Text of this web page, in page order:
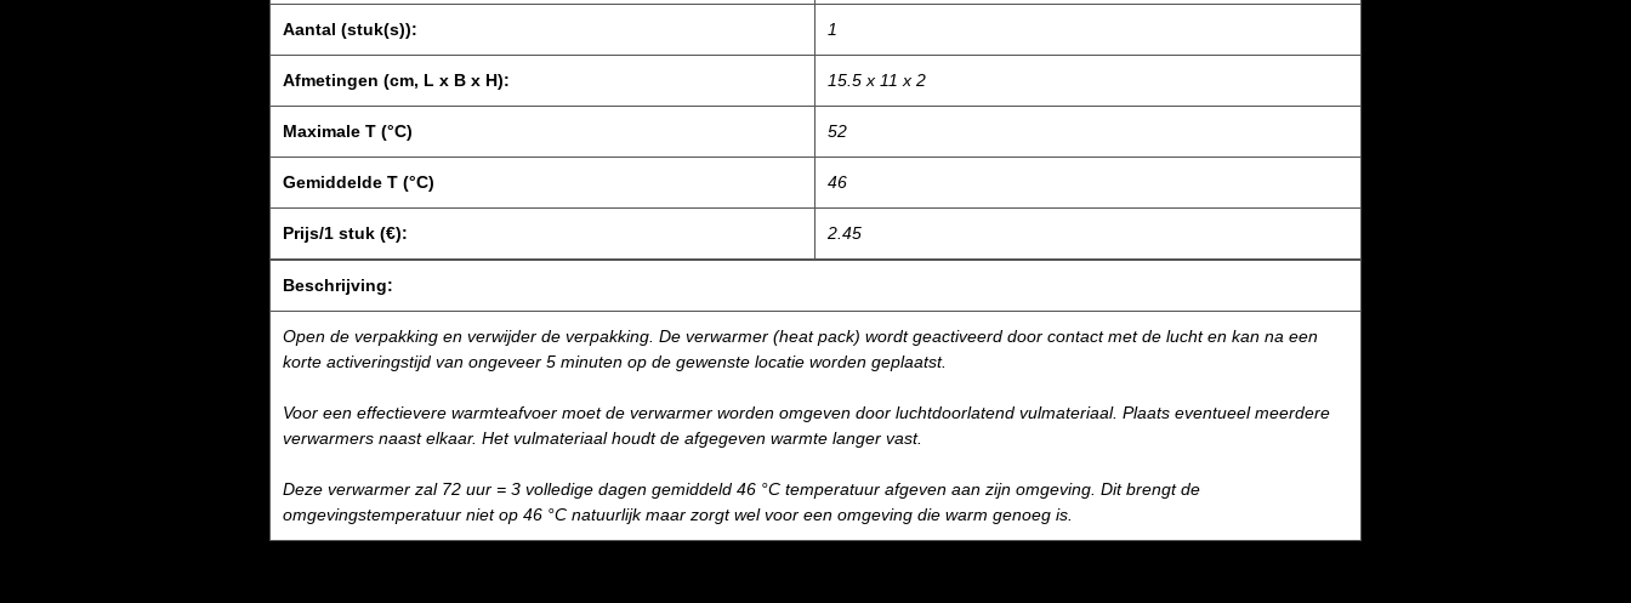
Aantal (stuk(s)): 1
Afmetingen (cm, L x B x H): 15.5 x 11 x 2
Maximale T (°C) 52
Gemiddelde T (°C) 46
Prijs/1 stuk (€): 2.45
Beschrijving:
Open de verpakking en verwijder de verpakking. De verwarmer (heat pack) wordt geactiveerd door contact met de lucht en kan na een
korte activeringstijd van ongeveer 5 minuten op de gewenste locatie worden geplaatst.
Voor een effectievere warmteafvoer moet de verwarmer worden omgeven door luchtdoorlatend vulmateriaal. Plaats eventueel meerdere
verwarmers naast elkaar. Het vulmateriaal houdt de afgegeven warmte langer vast.
Deze verwarmer zal 72 uur = 3 volledige dagen gemiddeld 46 °C temperatuur afgeven aan zijn omgeving. Dit brengt de
omgevingstemperatuur niet op 46 °C natuurlijk maar zorgt wel voor een omgeving die warm genoeg is.